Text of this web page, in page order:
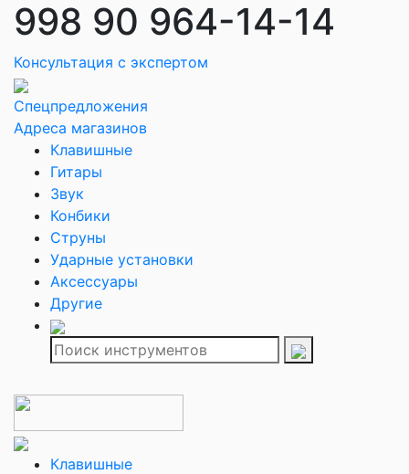
998 90 964-14-14
Консультация с экспертом
Спецпредложения
Адреса магазинов
Клавишные
Гитары
Звук
Конбики
Струны
Ударные установки
Аксессуары
Другие
Клавишные